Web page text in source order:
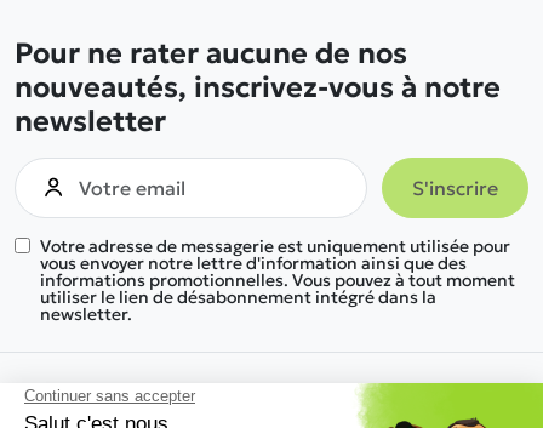
Pour ne rater aucune de nos
nouveautés, inscrivez-vous à notre
newsletter
Votre adresse de messagerie est uniquement utilisée pour
vous envoyer notre lettre d'information ainsi que des
informations promotionnelles. Vous pouvez à tout moment
utiliser le lien de désabonnement intégré dans la
newsletter.
Nous trouver